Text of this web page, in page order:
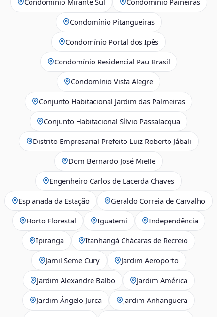
Condomínio Pitangueiras
Condomínio Portal dos Ipês
Condomínio Residencial Pau Brasil
Condomínio Vista Alegre
Conjunto Habitacional Jardim das Palmeiras
Conjunto Habitacional Sílvio Passalacqua
Distrito Empresarial Prefeito Luiz Roberto Jábali
Dom Bernardo José Mielle
Engenheiro Carlos de Lacerda Chaves
Esplanada da Estação Geraldo Correia de Carvalho
Horto Florestal Iguatemi Independência
Ipiranga Itanhangá Chácaras de Recreio
Jamil Seme Cury Jardim Aeroporto
Jardim Alexandre Balbo Jardim América
Jardim Ângelo Jurca Jardim Anhanguera